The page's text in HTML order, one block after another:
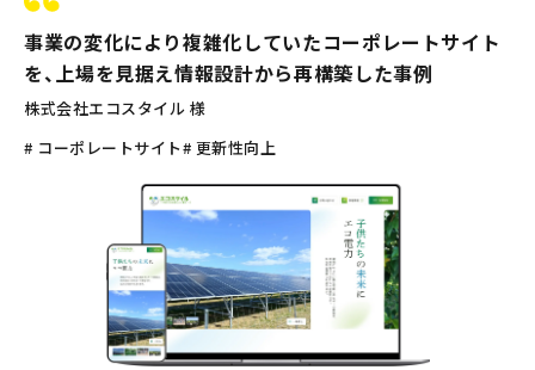
事業の変化により複雑化していたコーポレートサイト
を、上場を見据え情報設計から再構築した事例
株式会社エコスタイル 様
# コーポレートサイト# 更新性向上